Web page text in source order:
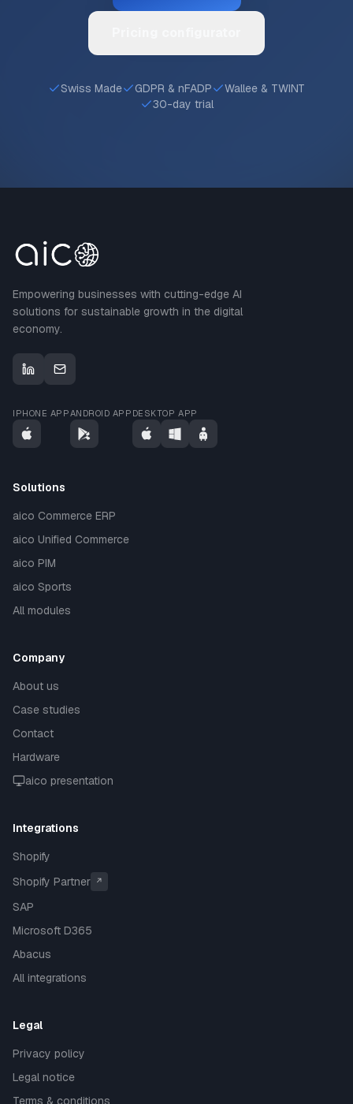
Swiss Made GDPR & nFADP
Wallee & TWINT
30-day trial
Empowering businesses with cutting-edge AI
solutions for sustainable growth in the digital
economy.
IPHONE APPANDROID APP DESKTOP APP
Solutions
aico Commerce ERP
aico Unified Commerce
aico PIM
aico Sports
All modules
Company
About us
Case studies
Contact
Hardware
aico presentation
Integrations
Shopify
Shopify Partner
↗
SAP
Microsoft D365
Abacus
All integrations
Legal
Privacy policy
Legal notice
Terms & conditions